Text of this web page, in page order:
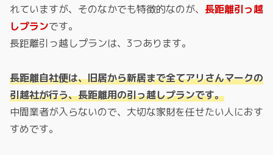
れていますが、そのなかでも特徴的なのが、 長距離引っ越
しプランです。
長距離引っ越しプランは、3つあります。
長距離自社便は、旧居から新居まで全てアリさんマークの
引越社が行う、長距離用の引っ越しプランです。
中間業者が入らないので、大切な家財を任せたい人におす
すめです。